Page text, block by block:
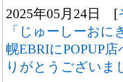
2025年05月24日 [
「じゅーしーおに
幌EBRIにPOPUP
りがとうございま